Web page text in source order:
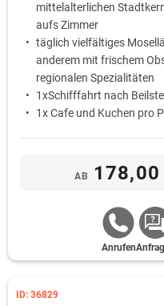
mittelalterlichen
aufs Zimmer
täglich vielfältiges
anderem mit frischem
regionalen Spezialitäten
1xSchifffahrt nach
1x Cafe und Kuchen pro
AB 178,00
Anrufen
ID: 36829